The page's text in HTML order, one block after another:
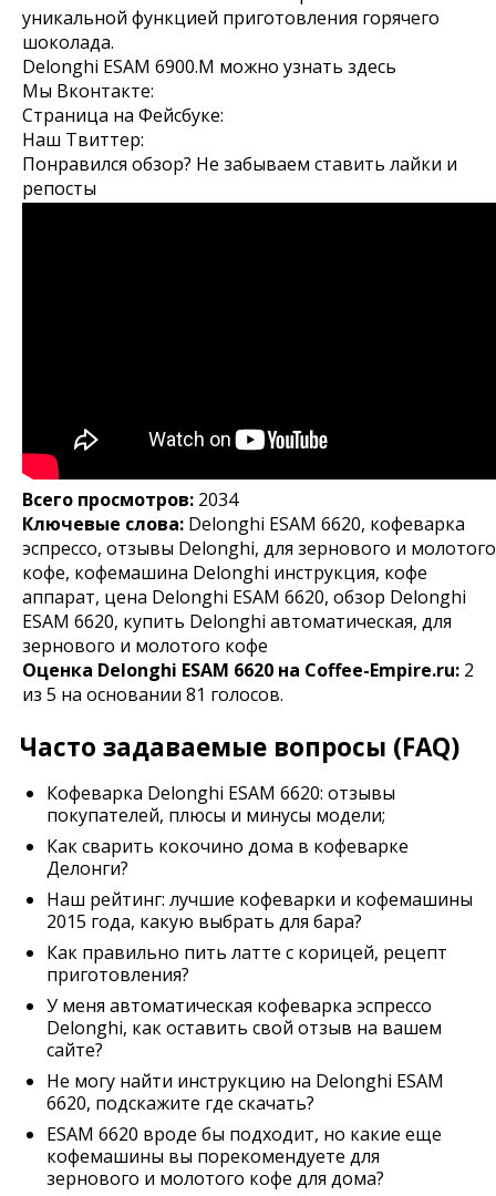
уникальной функцией приготовления горячего
шоколада.
Delonghi ESAM 6900.M можно узнать здесь
Мы Вконтакте:
Страница на Фейсбуке:
Наш Твиттер:
Понравился обзор? Не забываем ставить лайки и
репосты
Всего просмотров:2034
Ключевые слова:Delonghi ESAM 6620, кофеварка
эспрессо, отзывы Delonghi, для зернового и молотого
кофе, кофемашина Delonghi инструкция, кофе
аппарат, цена Delonghi ESAM 6620, обзор Delonghi
ESAM 6620, купить Delonghi автоматическая, для
зернового и молотого кофе
Оценка Delonghi ESAM 6620на Coffee-Empire.ru: 2
из 5 на основании 81 голосов.
Часто задаваемые вопросы (FAQ)
Кофеварка Delonghi ESAM 6620: отзывы
покупателей, плюсы и минусы модели;
Как сварить кокочино дома в кофеварке
Делонги?
Наш рейтинг: лучшие кофеварки и кофемашины
2015 года, какую выбрать для бара?
Как правильно пить латте с корицей, рецепт
приготовления?
У меня автоматическая кофеварка эспрессо
Delonghi, как оставить свой отзыв на вашем
сайте?
Не могу найти инструкцию на Delonghi ESAM
6620, подскажите где скачать?
ESAM 6620 вроде бы подходит, но какие еще
кофемашины вы порекомендуете для
зернового и молотого кофе для дома?